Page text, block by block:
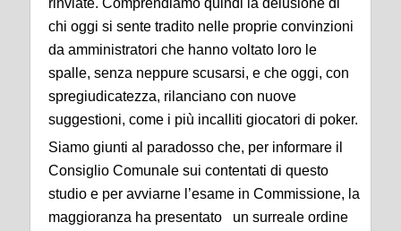
chi oggi si sente tradito nelle proprie convinzioni
da amministratori che hanno voltato loro le
spalle, senza neppure scusarsi, e che oggi, con
spregiudicatezza, rilanciano con nuove
suggestioni, come i più incalliti giocatori di poker.
Siamo giunti al paradosso che, per informare il
Consiglio Comunale sui contentati di questo
studio e per avviarne l’esame in Commissione, la
maggioranza ha presentato un surreale ordine